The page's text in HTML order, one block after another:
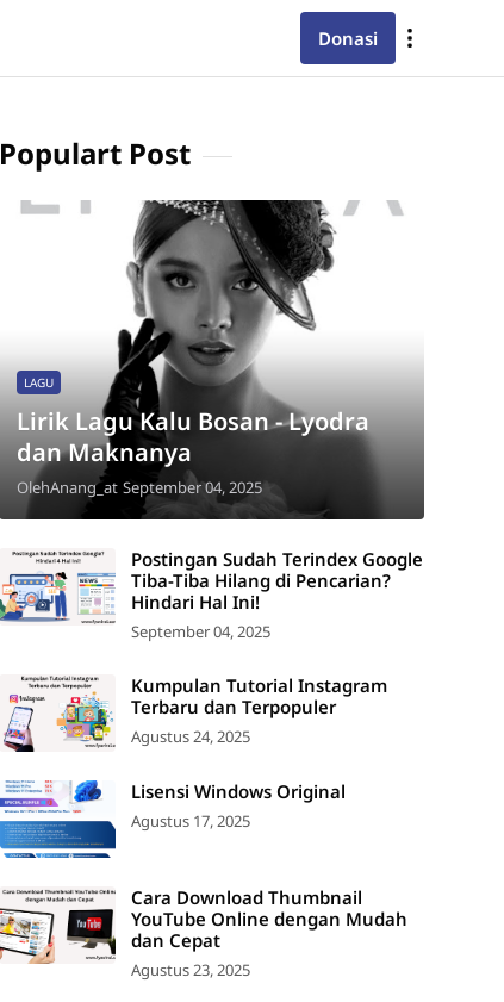
Donasi
Populart Post
LAGU
Lirik Lagu Kalu Bosan - Lyodra
dan Maknanya
OlehAnang_at September 04, 2025
Postingan Sudah Terindex Google
Tiba-Tiba Hilang di Pencarian?
Hindari Hal Ini!
September 04, 2025
Kumpulan Tutorial Instagram
Terbaru dan Terpopuler
Agustus 24, 2025
Lisensi Windows Original
Agustus 17, 2025
Cara Download Thumbnail
YouTube Online dengan Mudah
dan Cepat
Agustus 23, 2025